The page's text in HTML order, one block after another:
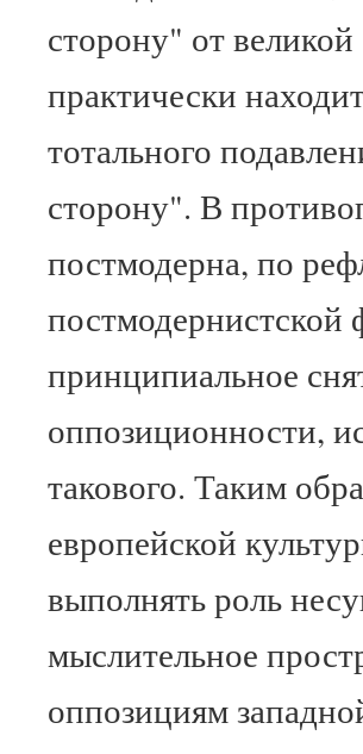
сторону" от
практически
тотального
сторону". В
постмодерна, по
принципиальное
оппозиционности,
такового. Таким
европейской
выполнять роль
мыслительное
оппозициям